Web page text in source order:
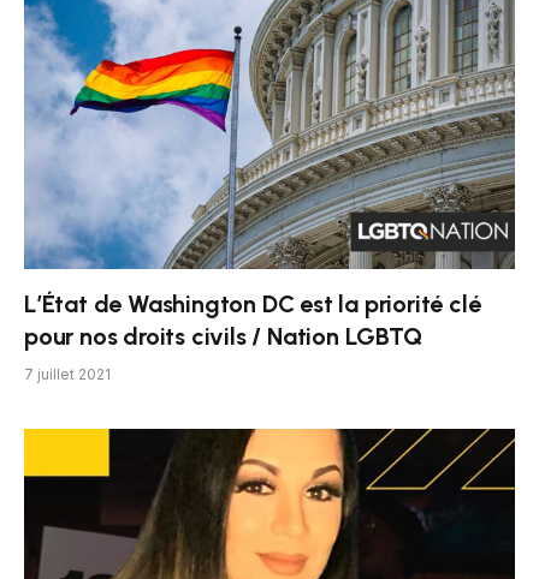
L’État de Washington DC est la priorité clé
pour nos droits civils / Nation LGBTQ
7 juillet 2021